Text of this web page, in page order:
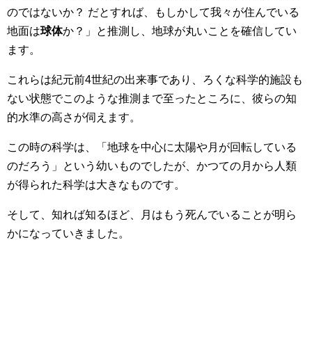
のではないか？ だとすれば、もしかして我々が住んでいる
地面は球体か？」と推測し、地球が丸いことを確信してい
ます。
これらは紀元前4世紀の出来事であり、ろくな科学的施設も
ない状態でこのような推測まで至ったところに、彼らの知
的水準の高さが伺えます。
この時の科学は、「地球を中心に太陽や月が回転している
のだろう」という幼いものでしたが、かつての月から人類
が得られた科学は大きなものです。
そして、知れば知るほど、月はもう死んでいることが明ら
かになっていきました。